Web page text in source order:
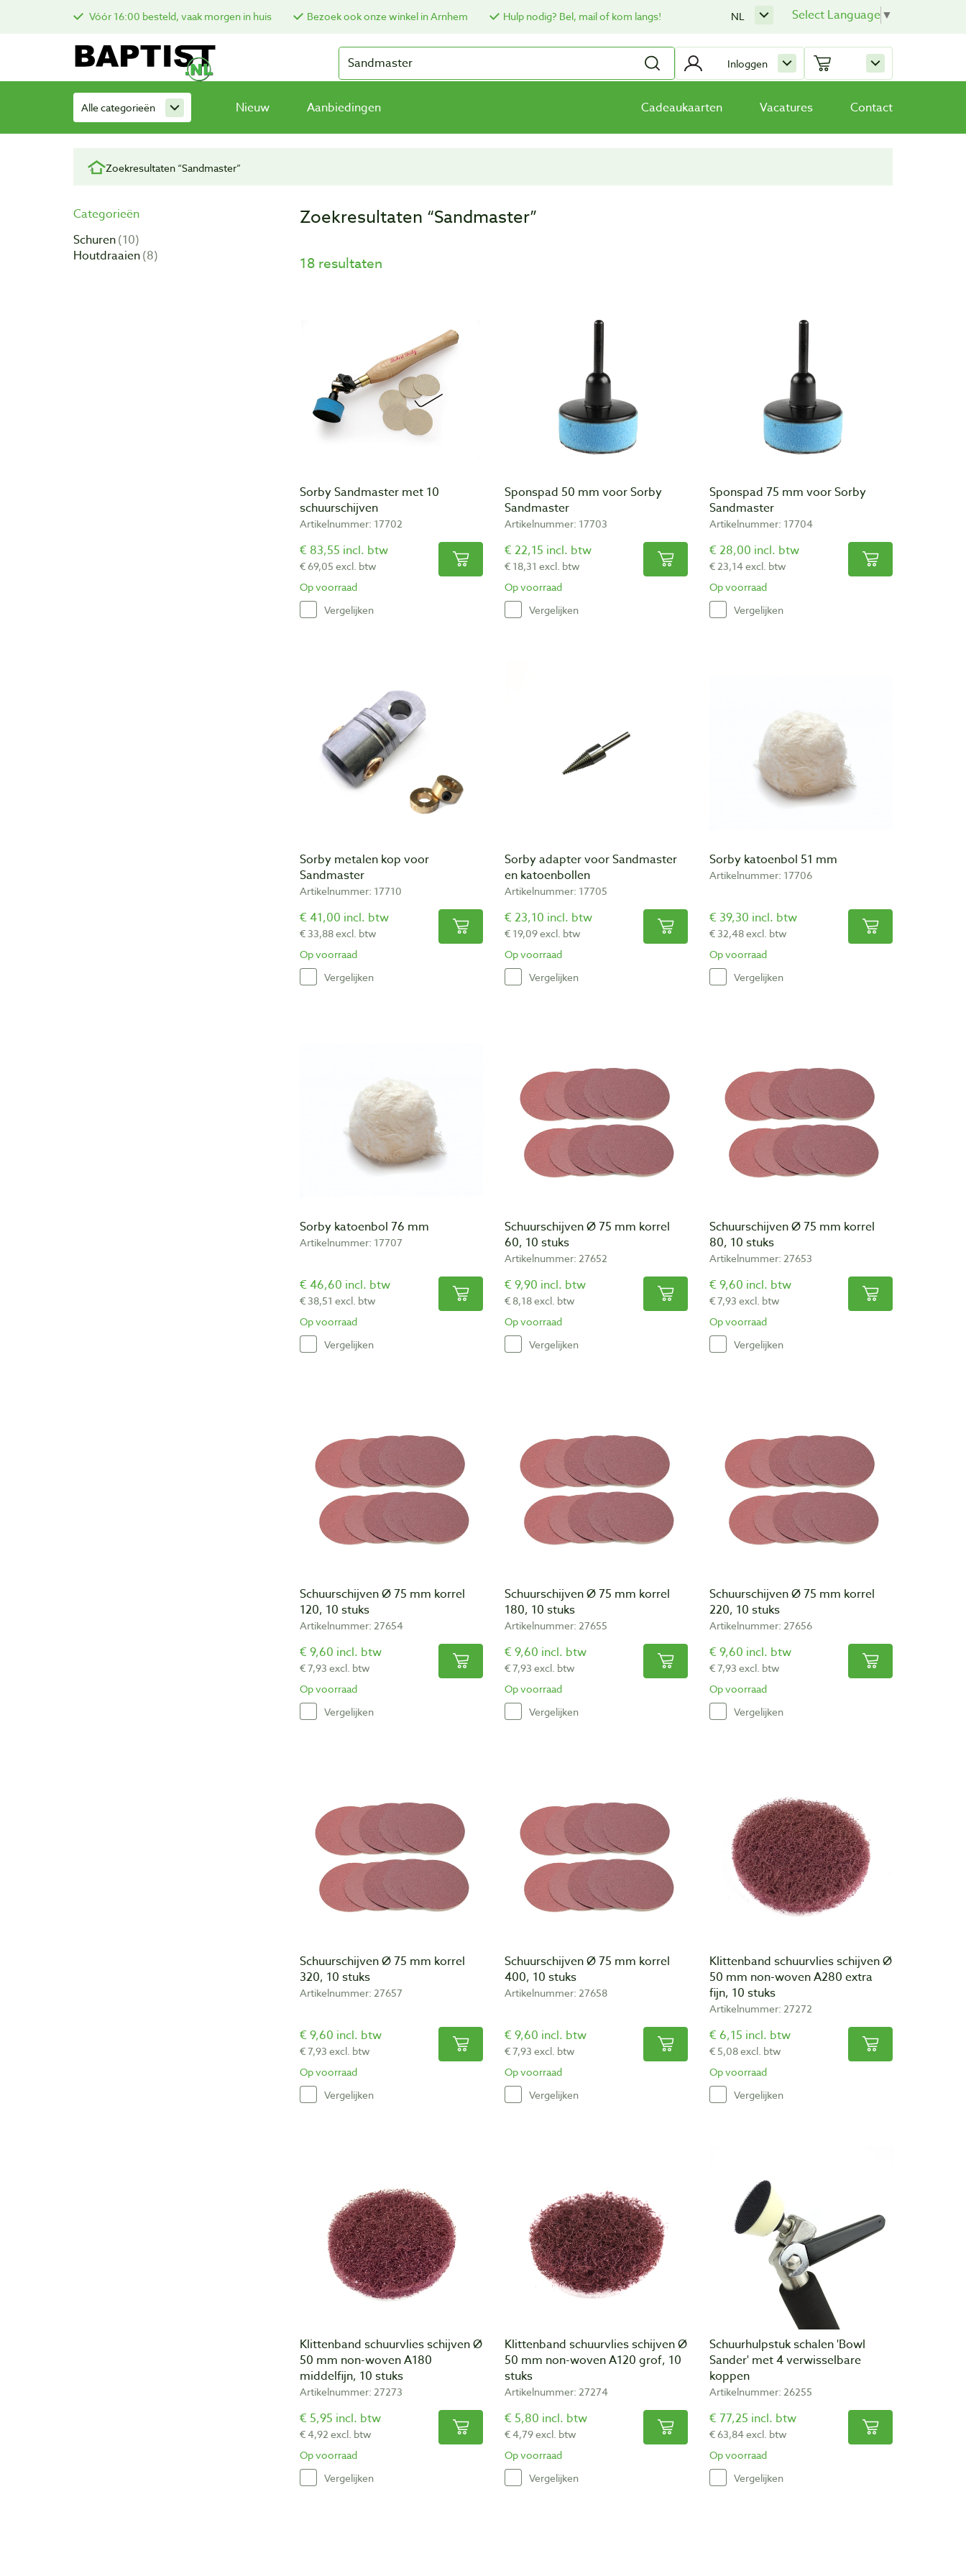
Vóór 16:00 besteld, vaak morgen in huis Bezoek ook onze winkel in Arnhem Hulp nodig? Bel, mail of kom langs! Select Language▼
NL
Inloggen
Alle categorieën Nieuw Aanbiedingen Cadeaukaarten Vacatures Contact
Zoekresultaten “Sandmaster”
Categorieën
Schuren 10
Houtdraaien 8
Zoekresultaten “Sandmaster”
18 resultaten
Sorby Sandmaster met 10
schuurschijven
Artikelnummer: 17702
€ 83,55 incl. btw
€ 69,05 excl. btw
Op voorraad
Vergelijken
Sponspad 50 mm voor Sorby
Sandmaster
Artikelnummer: 17703
€ 22,15 incl. btw
€ 18,31 excl. btw
Op voorraad
Vergelijken
Sponspad 75 mm voor Sorby
Sandmaster
Artikelnummer: 17704
€ 28,00 incl. btw
€ 23,14 excl. btw
Op voorraad
Vergelijken
Sorby metalen kop voor
Sandmaster
Artikelnummer: 17710
€ 41,00 incl. btw
€ 33,88 excl. btw
Op voorraad
Vergelijken
Sorby adapter voor Sandmaster
en katoenbollen
Artikelnummer: 17705
€ 23,10 incl. btw
€ 19,09 excl. btw
Op voorraad
Vergelijken
Sorby katoenbol 51 mm
Artikelnummer: 17706
€ 39,30 incl. btw
€ 32,48 excl. btw
Op voorraad
Vergelijken
Sorby katoenbol 76 mm
Artikelnummer: 17707
€ 46,60 incl. btw
€ 38,51 excl. btw
Op voorraad
Vergelijken
Schuurschijven Ø 75 mm korrel
60, 10 stuks
Artikelnummer: 27652
€ 9,90 incl. btw
€ 8,18 excl. btw
Op voorraad
Vergelijken
Schuurschijven Ø 75 mm korrel
80, 10 stuks
Artikelnummer: 27653
€ 9,60 incl. btw
€ 7,93 excl. btw
Op voorraad
Vergelijken
Schuurschijven Ø 75 mm korrel
120, 10 stuks
Artikelnummer: 27654
€ 9,60 incl. btw
€ 7,93 excl. btw
Op voorraad
Vergelijken
Schuurschijven Ø 75 mm korrel
180, 10 stuks
Artikelnummer: 27655
€ 9,60 incl. btw
€ 7,93 excl. btw
Op voorraad
Vergelijken
Schuurschijven Ø 75 mm korrel
220, 10 stuks
Artikelnummer: 27656
€ 9,60 incl. btw
€ 7,93 excl. btw
Op voorraad
Vergelijken
Schuurschijven Ø 75 mm korrel
320, 10 stuks
Artikelnummer: 27657
€ 9,60 incl. btw
€ 7,93 excl. btw
Op voorraad
Vergelijken
Schuurschijven Ø 75 mm korrel
400, 10 stuks
Artikelnummer: 27658
€ 9,60 incl. btw
€ 7,93 excl. btw
Op voorraad
Vergelijken
Klittenband schuurvlies schijven Ø
50 mm non-woven A280 extra
fijn, 10 stuks
Artikelnummer: 27272
€ 6,15 incl. btw
€ 5,08 excl. btw
Op voorraad
Vergelijken
Klittenband schuurvlies schijven Ø
50 mm non-woven A180
middelfijn, 10 stuks
Artikelnummer: 27273
€ 5,95 incl. btw
€ 4,92 excl. btw
Op voorraad
Vergelijken
Klittenband schuurvlies schijven Ø
50 mm non-woven A120 grof, 10
stuks
Artikelnummer: 27274
€ 5,80 incl. btw
€ 4,79 excl. btw
Op voorraad
Vergelijken
Schuurhulpstuk schalen 'Bowl
Sander' met 4 verwisselbare
koppen
Artikelnummer: 26255
€ 77,25 incl. btw
€ 63,84 excl. btw
Op voorraad
Vergelijken